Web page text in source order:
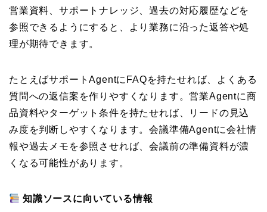
営業資料、サポートナレッジ、過去の対応履歴などを
参照できるようにすると、より業務に沿った返答や処
理が期待できます。
たとえばサポートAgentにFAQを持たせれば、よくある
質問への返信案を作りやすくなります。営業Agentに商
品資料やターゲット条件を持たせれば、リードの見込
み度を判断しやすくなります。会議準備Agentに会社情
報や過去メモを参照させれば、会議前の準備資料が濃
くなる可能性があります。
知識ソースに向いている情報